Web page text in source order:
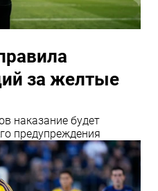
за желтые
наказание будет
предупреждения